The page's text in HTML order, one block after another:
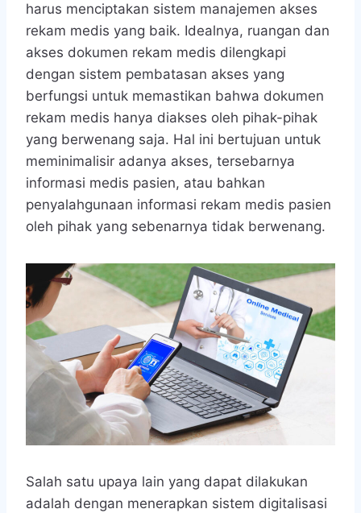
harus menciptakan sistem manajemen akses
rekam medis yang baik. Idealnya, ruangan dan
akses dokumen rekam medis dilengkapi
dengan sistem pembatasan akses yang
berfungsi untuk memastikan bahwa dokumen
rekam medis hanya diakses oleh pihak-pihak
yang berwenang saja. Hal ini bertujuan untuk
meminimalisir adanya akses, tersebarnya
informasi medis pasien, atau bahkan
penyalahgunaan informasi rekam medis pasien
oleh pihak yang sebenarnya tidak berwenang.
Salah satu upaya lain yang dapat dilakukan
adalah dengan menerapkan sistem digitalisasi